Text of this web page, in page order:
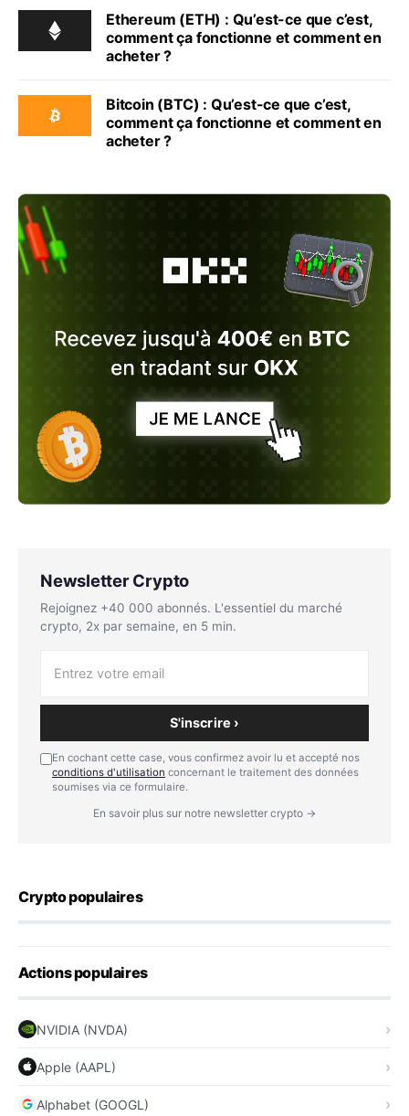
Ethereum (ETH) : Qu’est-ce que c’est,
comment ça fonctionne et comment en
acheter ?
Bitcoin (BTC) : Qu’est-ce que c’est,
comment ça fonctionne et comment en
acheter ?
Newsletter Crypto
Rejoignez +40 000 abonnés. L'essentiel du marché
crypto, 2x par semaine, en 5 min.
S'inscrire ›
En cochant cette case, vous confirmez avoir lu et accepté nos
conditions d'utilisation concernant le traitement des données
soumises via ce formulaire.
En savoir plus sur notre newsletter crypto →
Crypto populaires
Actions populaires
NVIDIA (NVDA)
Apple (AAPL)
Alphabet (GOOGL)